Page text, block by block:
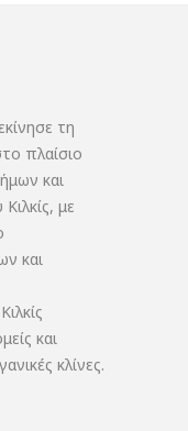
τη
πλαίσιο
και
με
και
και
κλίνες.